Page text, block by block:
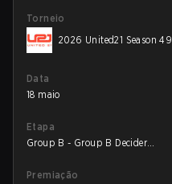
Torneio
2026 United21 Season 49
Data
18 maio
Etapa
Group B - Group B Decider
Premiação